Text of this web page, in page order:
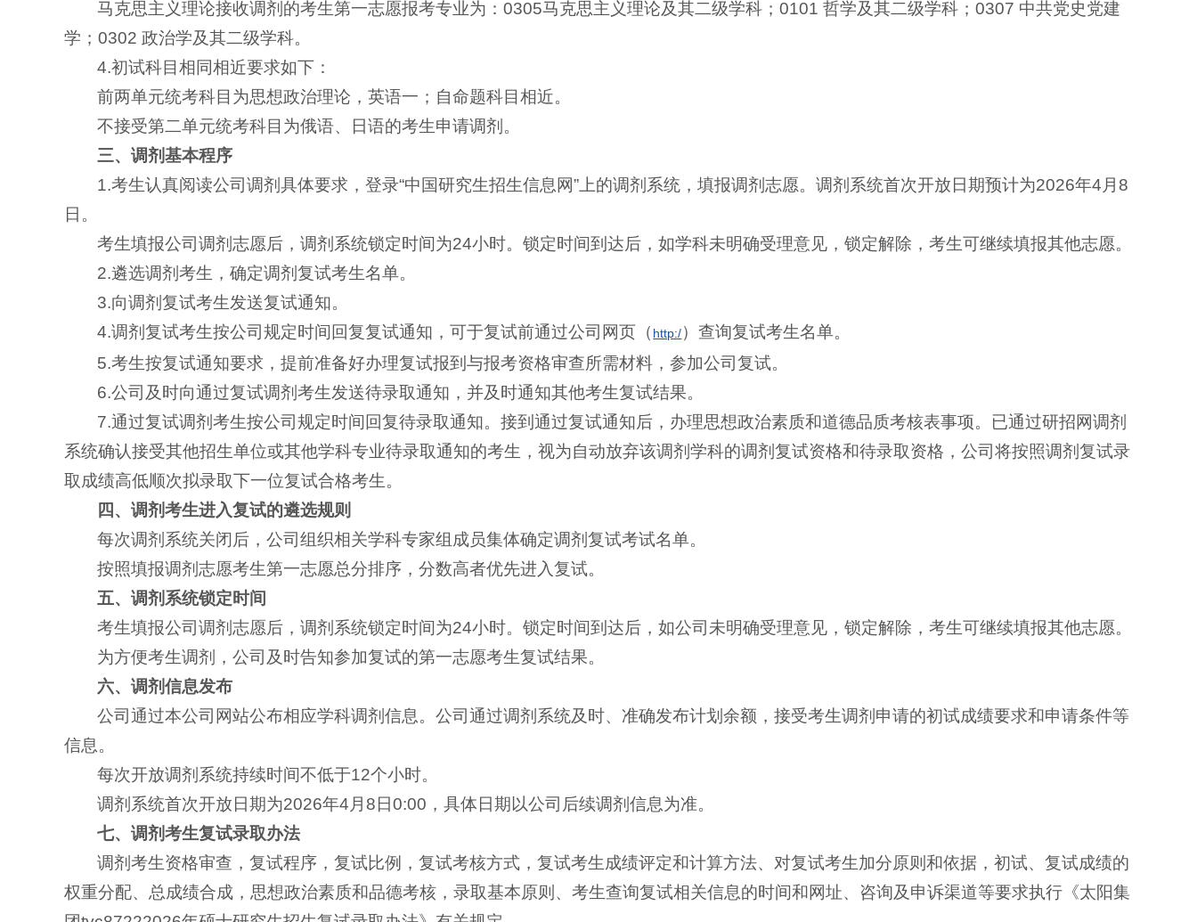
马克思主义理论接收调剂的考生第一志愿报考专业为：0305马克思主义理论及其二级学科；0101 哲学及其二级学科；0307 中共党史党建
学；0302 政治学及其二级学科。
4.初试科目相同相近要求如下：
前两单元统考科目为思想政治理论，英语一；自命题科目相近。
不接受第二单元统考科目为俄语、日语的考生申请调剂。
三、调剂基本程序
1.考生认真阅读公司调剂具体要求，登录“中国研究生招生信息网”上的调剂系统，填报调剂志愿。调剂系统首次开放日期预计为2026年4月8
日。
考生填报公司调剂志愿后，调剂系统锁定时间为24小时。锁定时间到达后，如学科未明确受理意见，锁定解除，考生可继续填报其他志愿。
2.遴选调剂考生，确定调剂复试考生名单。
3.向调剂复试考生发送复试通知。
4.调剂复试考生按公司规定时间回复复试通知，可于复试前通过公司网页（ http:/）查询复试考生名单。
5.考生按复试通知要求，提前准备好办理复试报到与报考资格审查所需材料，参加公司复试。
6.公司及时向通过复试调剂考生发送待录取通知，并及时通知其他考生复试结果。
7.通过复试调剂考生按公司规定时间回复待录取通知。接到通过复试通知后，办理思想政治素质和道德品质考核表事项。已通过研招网调剂
系统确认接受其他招生单位或其他学科专业待录取通知的考生，视为自动放弃该调剂学科的调剂复试资格和待录取资格，公司将按照调剂复试录
取成绩高低顺次拟录取下一位复试合格考生。
四、调剂考生进入复试的遴选规则
每次调剂系统关闭后，公司组织相关学科专家组成员集体确定调剂复试考试名单。
按照填报调剂志愿考生第一志愿总分排序，分数高者优先进入复试。
五、调剂系统锁定时间
考生填报公司调剂志愿后，调剂系统锁定时间为24小时。锁定时间到达后，如公司未明确受理意见，锁定解除，考生可继续填报其他志愿。
为方便考生调剂，公司及时告知参加复试的第一志愿考生复试结果。
六、调剂信息发布
公司通过本公司网站公布相应学科调剂信息。公司通过调剂系统及时、准确发布计划余额，接受考生调剂申请的初试成绩要求和申请条件等
信息。
每次开放调剂系统持续时间不低于12个小时。
调剂系统首次开放日期为2026年4月8日0:00，具体日期以公司后续调剂信息为准。
七、调剂考生复试录取办法
调剂考生资格审查，复试程序，复试比例，复试考核方式，复试考生成绩评定和计算方法、对复试考生加分原则和依据，初试、复试成绩的
权重分配、总成绩合成，思想政治素质和品德考核，录取基本原则、考生查询复试相关信息的时间和网址、咨询及申诉渠道等要求执行《太阳集